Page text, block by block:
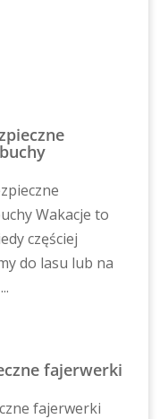
Wakacje to
częściej
do lasu lub na
fajerwerki
fajerwerki